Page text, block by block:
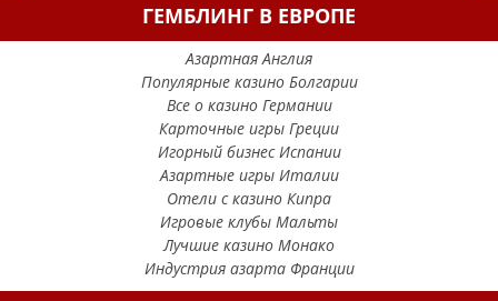
ГЕМБЛИНГ В ЕВРОПЕ
Азартная Англия
Популярные казино Болгарии
Все о казино Германии
Карточные игры Греции
Игорный бизнес Испании
Азартные игры Италии
Отели с казино Кипра
Игровые клубы Мальты
Лучшие казино Монако
Индустрия азарта Франции